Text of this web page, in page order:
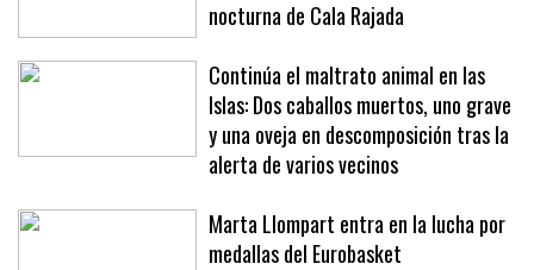
nocturna de Cala Rajada
Continúa el maltrato animal en las
Islas: Dos caballos muertos, uno grave
y una oveja en descomposición tras la
alerta de varios vecinos
Marta Llompart entra en la lucha por
medallas del Eurobasket